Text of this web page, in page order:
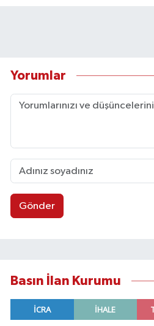
Yorumlar
Gönder
Basın İlan Kurumu